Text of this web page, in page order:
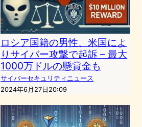
ロシア国籍の男性、米国によ
りサイバー攻撃で起訴 – 最大
1000万ドルの懸賞金も
サイバーセキュリティニュース
2024年6月27日20:09